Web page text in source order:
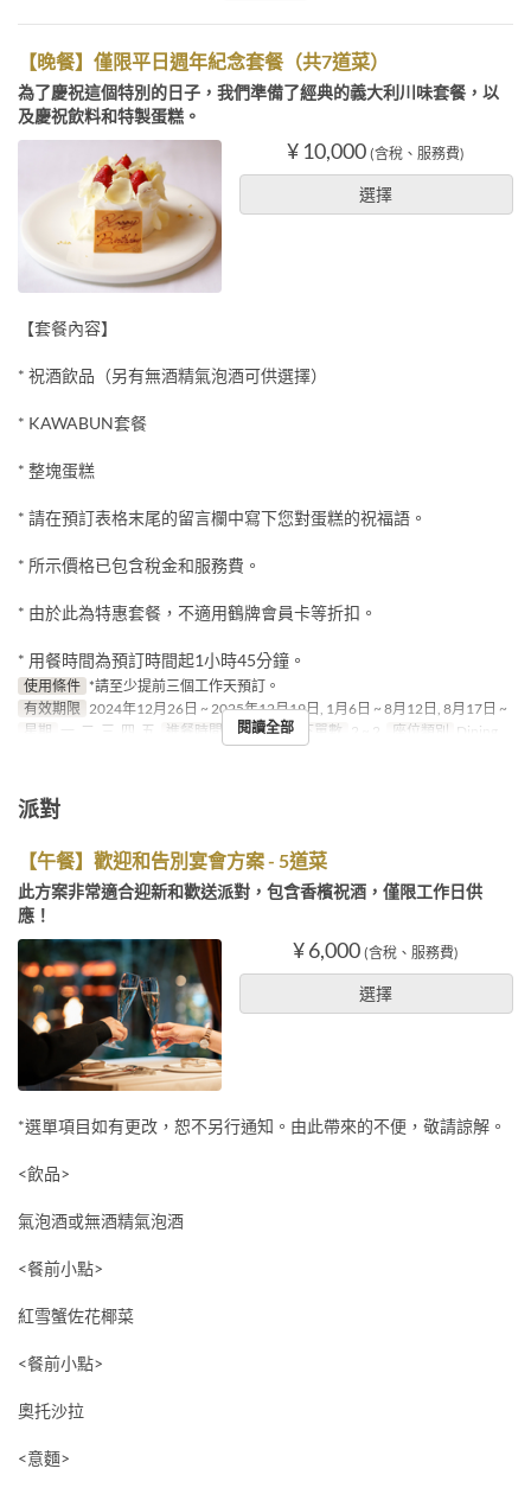
【晚餐】僅限平日週年紀念套餐（共7道菜）
為了慶祝這個特別的日子，我們準備了經典的義大利川味套餐，以
及慶祝飲料和特製蛋糕。
¥ 10,000 (含稅、服務費)
選擇
【套餐內容】
* 祝酒飲品（另有無酒精氣泡酒可供選擇）
* KAWABUN套餐
* 整塊蛋糕
* 請在預訂表格末尾的留言欄中寫下您對蛋糕的祝福語。
* 所示價格已包含稅金和服務費。
* 由於此為特惠套餐，不適用鶴牌會員卡等折扣。
* 用餐時間為預訂時間起1小時45分鐘。
使用條件 *請至少提前三個工作天預訂。
有效期限 2024年12月26日 ~ 2025年12月19日, 1月6日 ~ 8月12日, 8月17日 ~
星期
一, 二, 三, 四, 五 進餐時間 晚餐 最大下單數 2 ~ 2 座位類別 Dining
閱讀全部
派對
【午餐】歡迎和告別宴會方案 - 5道菜
此方案非常適合迎新和歡送派對，包含香檳祝酒，僅限工作日供
應！
¥ 6,000 (含稅、服務費)
選擇
*選單項目如有更改，恕不另行通知。由此帶來的不便，敬請諒解。
<飲品>
氣泡酒或無酒精氣泡酒
<餐前小點>
紅雪蟹佐花椰菜
<餐前小點>
奧托沙拉
<意麵>